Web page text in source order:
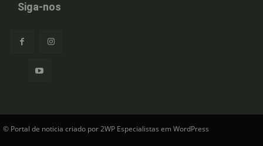
Siga-nos
© Portal de noticia criado por 2WP Especialistas em WordPress